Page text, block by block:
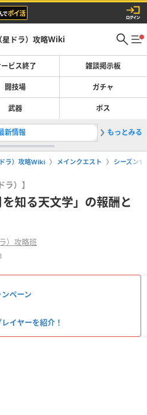
星ドラ）攻略Wiki
ビス終了 雑談掲示板
闘技場 ガチャ
武器 ボス
新情報 2星霊猛
もっとみる
ラ）攻略Wiki メインクエスト シーズン1
）】
知る天文学」の報酬と
）攻略班
ペーン
イヤーを紹介！